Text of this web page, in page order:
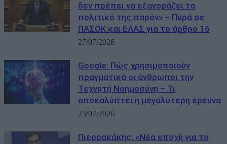
δεν πρέπει να εξαγοράζει το
πολιτικό της παρόν» – Πυρά σε
ΠΑΣΟΚ και ΕΛΑΣ για το άρθρο 16
27/07/2026
Google: Πώς χρησιμοποιούν
πραγματικά οι άνθρωποι την
Τεχνητή Νοημοσύνη – Τι
αποκαλύπτει η μεγαλύτερη έρευνα
23/07/2026
Πιερρακάκης: «Νέα εποχή για το